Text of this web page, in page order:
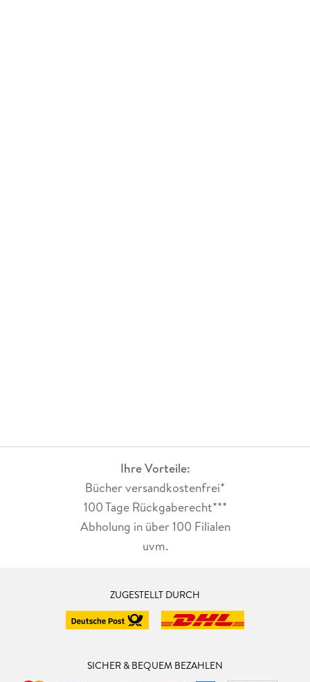
Ihre Vorteile:
Bücher versandkostenfrei*
100 Tage Rückgaberecht***
Abholung in über 100 Filialen
uvm.
ZUGESTELLT DURCH
SICHER & BEQUEM BEZAHLEN